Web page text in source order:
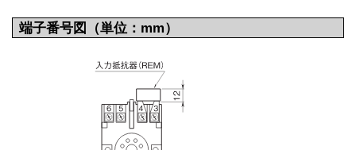
端子番号図（単位：mm）